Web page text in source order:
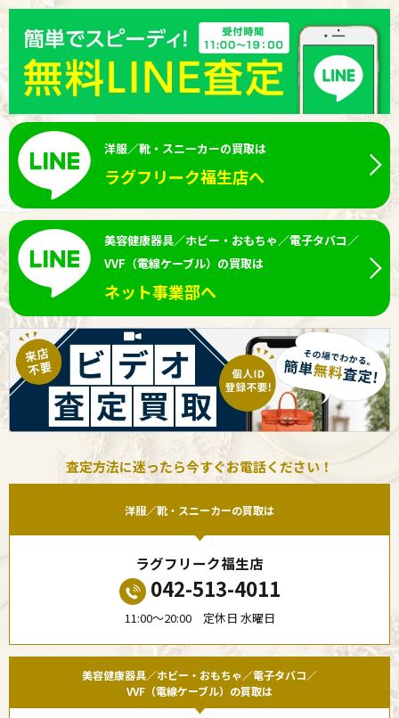
洋服／靴・スニーカーの買取は
ラグフリーク福生店へ
美容健康器具／ホビー・おもちゃ／電子タバコ／
VVF（電線ケーブル）の買取は
ネット事業部へ
査定方法に迷ったら今すぐお電話ください！
洋服／靴・スニーカーの買取は
ラグフリーク福生店
042-513-4011
11:00〜20:00 定休日 水曜日
美容健康器具／ホビー・おもちゃ／電子タバコ／
VVF（電線ケーブル）の買取は